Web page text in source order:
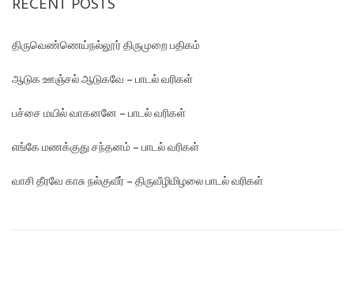
திருவெண்ணெய்நல்லூர் திருமுறை பதிகம்
ஆடுக ஊஞ்சல் ஆடுகவே – பாடல் வரிகள்
பச்சை மயில் வாகனனே – பாடல் வரிகள்
எங்கே மண‌க்குது சந்தனம் – பாடல் வரிகள்
வாசி தீரவே காசு நல்குவீர் – திருவீழிமிழலை பாடல் வரிகள்